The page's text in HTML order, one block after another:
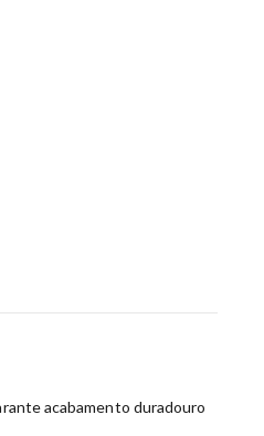
acabamento duradouro